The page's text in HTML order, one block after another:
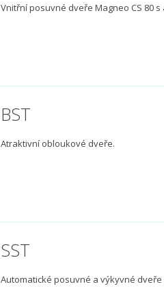
Vnitřní posuvné dveře Magneo CS 80
BST
Atraktivní obloukové dveře.
SST
Automatické posuvné a výkyvné dveře